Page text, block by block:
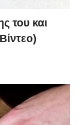
του και